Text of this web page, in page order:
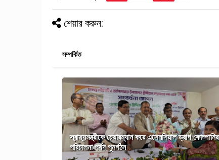
শেয়ার করুন:
সম্পর্কিত
স্বাস্থ্যমন্ত্রীকে চেয়ারম্যান করে এসেনসিয়াল ড্রাগ কোম্পানির
পরিচালনা পর্ষদ পুনর্গঠন